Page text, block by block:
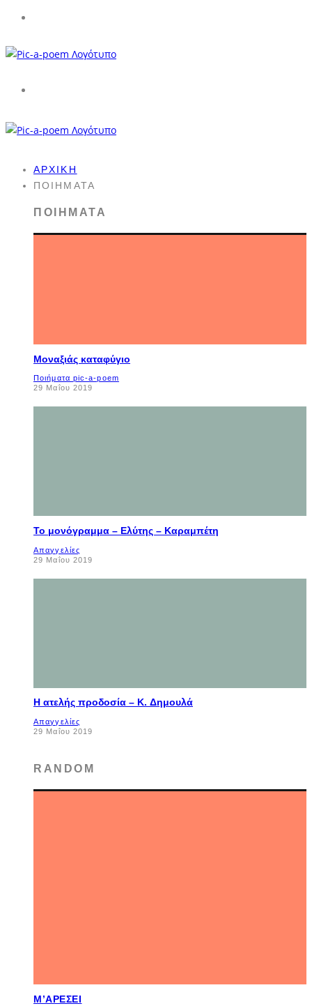
ΑΡΧΙΚΉ
ΠΟΙΉΜΑΤΑ
ΠΟΙΉΜΑΤΑ
Μοναξιάς καταφύγιο
Ποιήματα pic-a-poem
29 Μαΐου 2019
Το μονόγραμμα – Ελύτης – Καραμπέτη
Απαγγελίες
29 Μαΐου 2019
Η ατελής προδοσία – K. Δημουλά
Απαγγελίες
29 Μαΐου 2019
RANDOM
Μ’ΑΡΈΣΕΙ